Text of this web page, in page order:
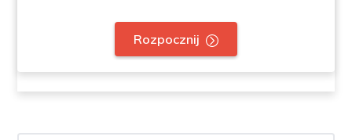
Rozpocznij